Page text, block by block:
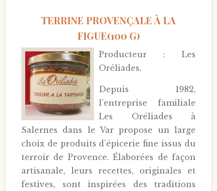
TERRINE PROVENÇALE À LA
FIGUE(100 G)
Producteur : Les
Oréliades.
Depuis 1982,
l’entreprise familiale
Les Oréliades à
Salernes dans le Var propose un large
choix de produits d’épicerie fine issus du
terroir de Provence. Élaborées de façon
artisanale, leurs recettes, originales et
festives, sont inspirées des traditions